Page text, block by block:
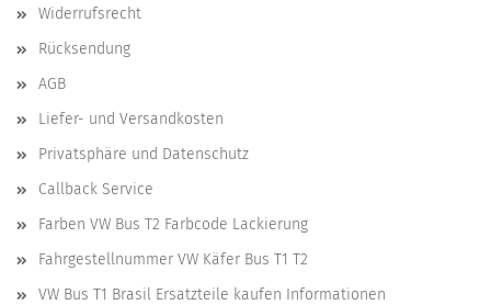
Widerrufsrecht
Rücksendung
AGB
Liefer- und Versandkosten
Privatsphäre und Datenschutz
Callback Service
Farben VW Bus T2 Farbcode Lackierung
Fahrgestellnummer VW Käfer Bus T1 T2
VW Bus T1 Brasil Ersatzteile kaufen Informationen